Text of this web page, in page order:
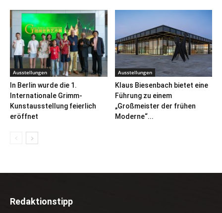
Ausstellungen
In Berlin wurde die 1.
Internationale Grimm-
Kunstausstellung feierlich
eröffnet
Ausstellungen
Klaus Biesenbach bietet eine
Führung zu einem
„Großmeister der frühen
Moderne“...
Redaktionstipp